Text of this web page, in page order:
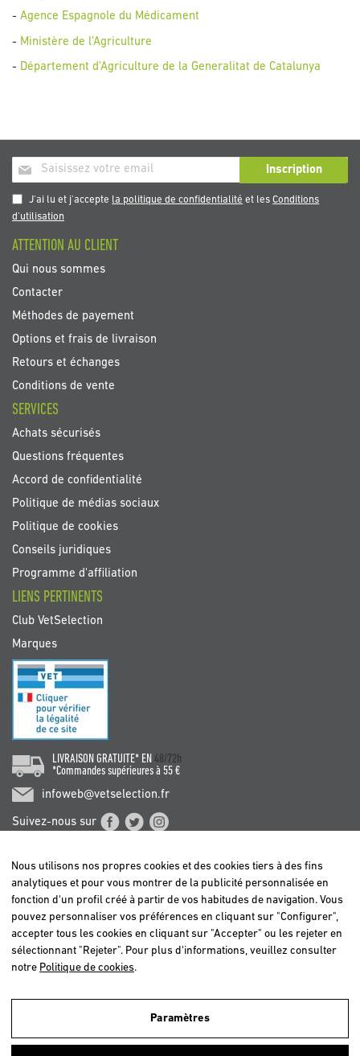
Nous utilisons nos propres cookies et ceux de tiers afin d'analyser nos
- Agence Espagnole du Médicament
- Ministère de l'Agriculture
- Département d'Agriculture de la Generalitat de Catalunya
Inscription
à
notre
newsletter
Inscription
J'ai lu et j'accepte la politique de confidentialité et lesConditions
d'utilisation
ATTENTION AU CLIENT
Qui nous sommes
Contacter
Méthodes de payement
Options et frais de livraison
Retours et échanges
Conditions de vente
SERVICES
Achats sécurisés
Questions fréquentes
Accord de confidentialité
Politique de médias sociaux
Politique de cookies
Conseils juridiques
Programme d'affiliation
LIENS PERTINENTS
Club VetSelection
Marques
LIVRAISON GRATUITE* EN 48/72h
*Commandes supérieures à 55 €
infoweb@vetselection.fr
Suivez-nous sur
BELGIË / BELGIQUE
DEUTSCHLAND
ITALIA
NEDERLAND
Nous utilisons nos propres cookies et des cookies tiers à des fins
analytiques et pour vous montrer de la publicité personnalisée en
fonction d'un profil créé à partir de vos habitudes de navigation. Vous
pouvez personnaliser vos préférences en cliquant sur "Configurer",
accepter tous les cookies en cliquant sur "Accepter" ou les rejeter en
sélectionnant "Rejeter". Pour plus d'informations, veuillez consulter
notre Politique de cookies.
Paramètres